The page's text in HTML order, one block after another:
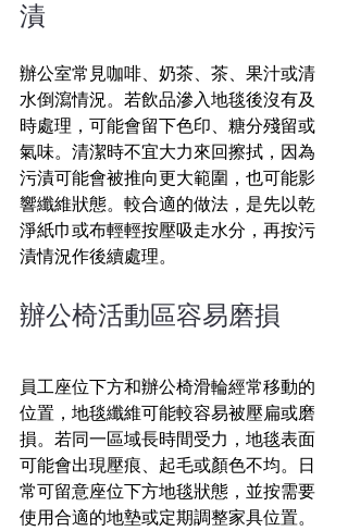
漬
辦公室常見咖啡、奶茶、茶、果汁或清
水倒瀉情況。若飲品滲入地毯後沒有及
時處理，可能會留下色印、糖分殘留或
氣味。清潔時不宜大力來回擦拭，因為
污漬可能會被推向更大範圍，也可能影
響纖維狀態。較合適的做法，是先以乾
淨紙巾或布輕輕按壓吸走水分，再按污
漬情況作後續處理。
辦公椅活動區容易磨損
員工座位下方和辦公椅滑輪經常移動的
位置，地毯纖維可能較容易被壓扁或磨
損。若同一區域長時間受力，地毯表面
可能會出現壓痕、起毛或顏色不均。日
常可留意座位下方地毯狀態，並按需要
使用合適的地墊或定期調整家具位置。